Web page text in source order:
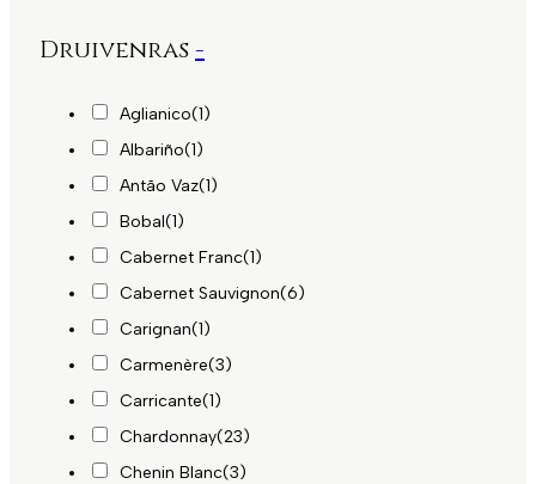
Druivenras-
Aglianico(1)
Albariño(1)
Antão Vaz(1)
Bobal(1)
Cabernet Franc(1)
Cabernet Sauvignon(6)
Carignan(1)
Carmenère(3)
Carricante(1)
Chardonnay(23)
Chenin Blanc(3)